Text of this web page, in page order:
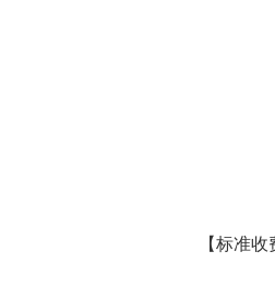
【标准